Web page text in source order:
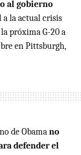
al gobierno
a la actual crisis
próxima G-20 a
en Pittsburgh,
de Obamano
defender el